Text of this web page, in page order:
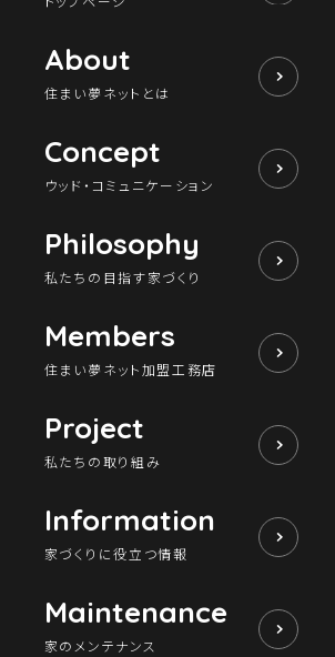
About
住まい夢ネットとは
Concept
ウッド・コミュニケーション
Philosophy
私たちの目指す家づくり
Members
住まい夢ネット加盟工務店
Project
私たちの取り組み
Information
家づくりに役立つ情報
Maintenance
家のメンテナンス